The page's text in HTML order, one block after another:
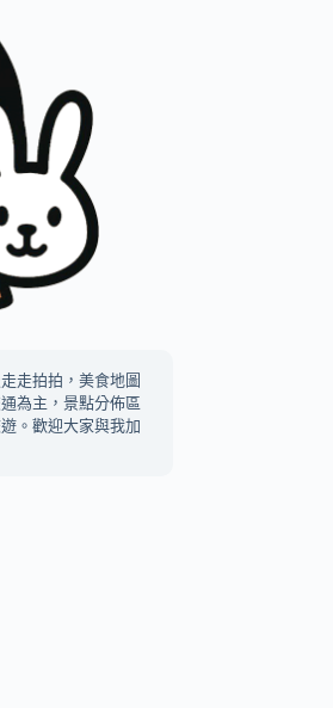
走拍拍，美食地圖
為主，景點分佈區
。歡迎大家與我加